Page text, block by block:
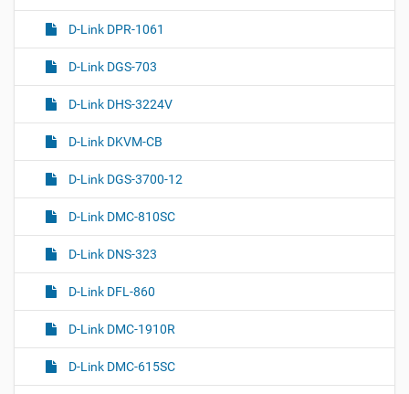
D-Link DPR-1061
D-Link DGS-703
D-Link DHS-3224V
D-Link DKVM-CB
D-Link DGS-3700-12
D-Link DMC-810SC
D-Link DNS-323
D-Link DFL-860
D-Link DMC-1910R
D-Link DMC-615SC